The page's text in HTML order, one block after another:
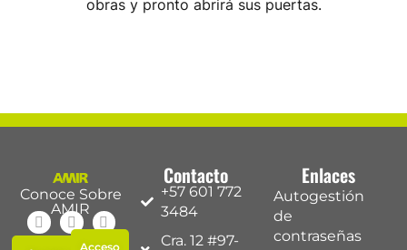
obras y pronto abrirá sus puertas.
Conoce Sobre
AMIR
Acceso
Contacto
+57 601 772
3484
Cra. 12 #97-
Enlaces
Autogestión
de
contraseñas